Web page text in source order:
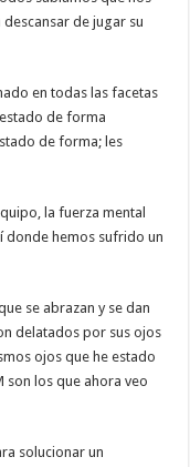
de jugar su
en todas las facetas
de forma
de forma; les
la fuerza mental
donde hemos sufrido un
se abrazan y se dan
delatados por sus ojos
ojos que he estado
son los que ahora veo
solucionar un